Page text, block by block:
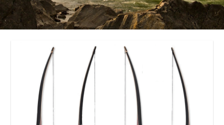
Miras Nocturnas
Miras Diurnas
Acessórios
Para Arco
Para Besta
Flechas/Virotões
Para Arco
Para Besta